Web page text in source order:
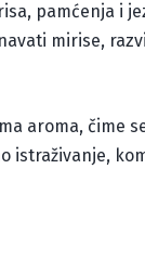
pamćenja i
mirise,
aroma, čime
istraživanje,